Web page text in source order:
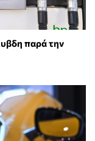
παρά την